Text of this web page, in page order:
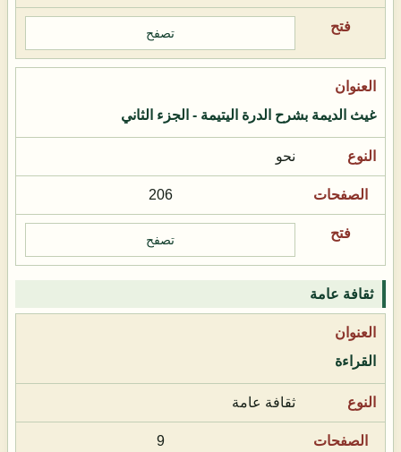
تصفح
غيث الديمة بشرح الدرة اليتيمة - الجزء الثاني
نحو
206
تصفح
ثقافة عامة
القراءة
ثقافة عامة
9